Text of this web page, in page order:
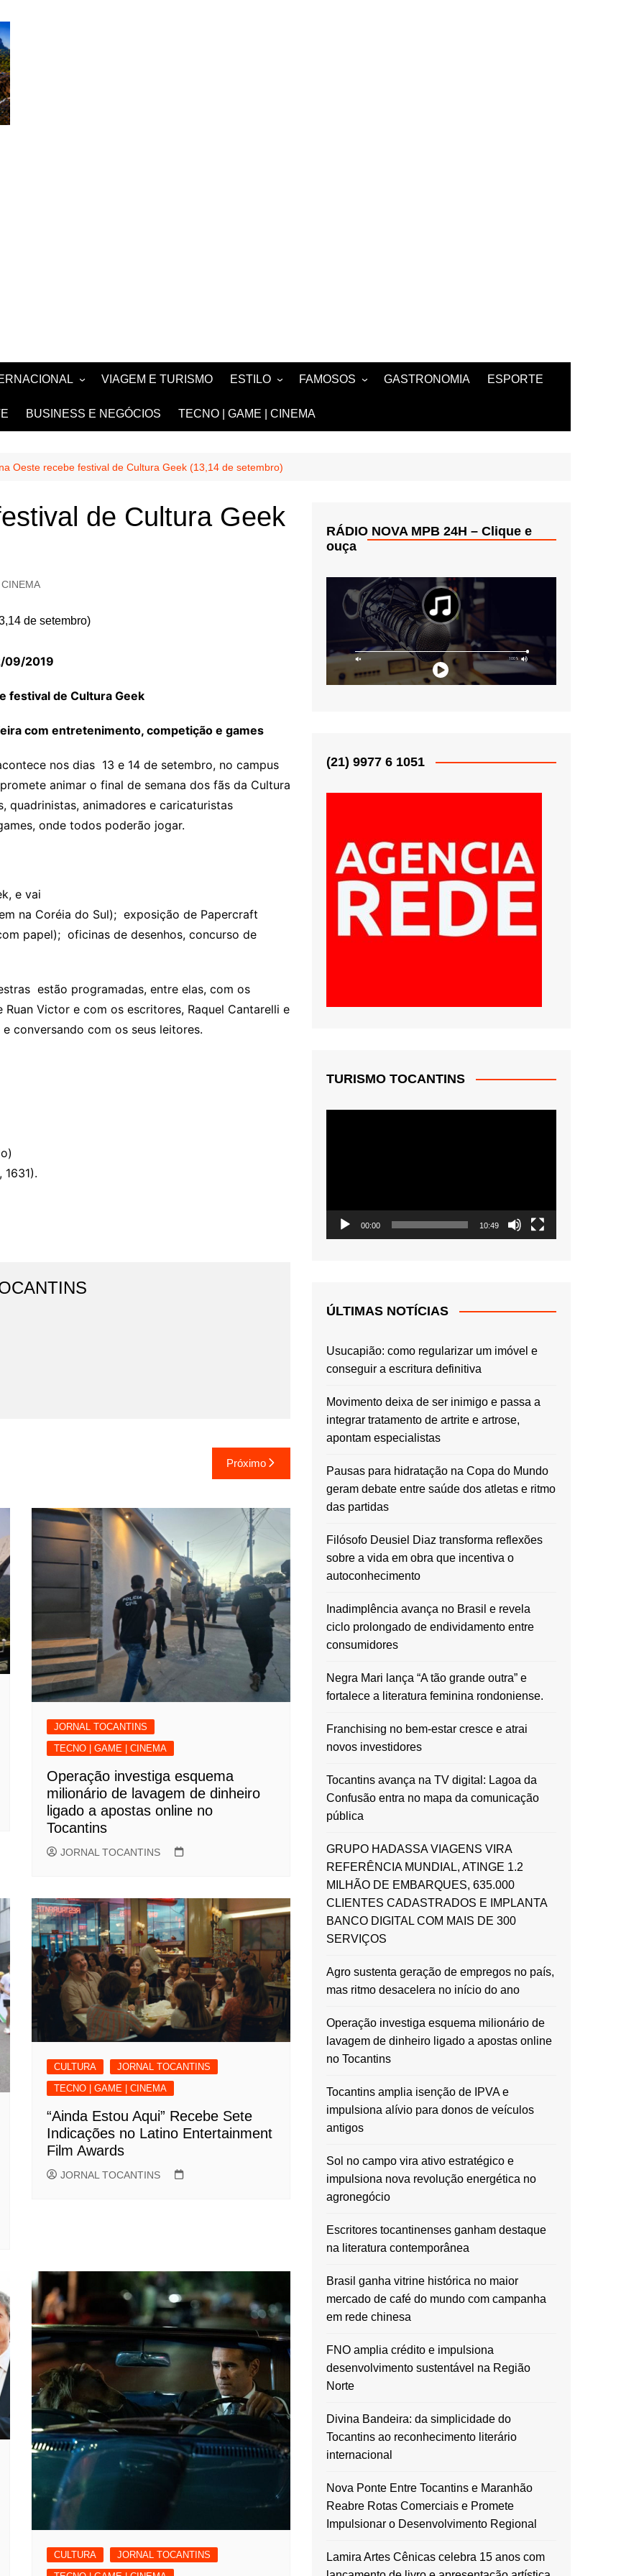
VIAGEM E TURISMO ESTILO
MODA E BELEZA
NOIVAS e DEBUTANTES
FAMOSOS
TV
GASTRONOMIA ESPORTE
BUSINESS E NEGÓCIOS TECNO | GAME | CINEMA
Oeste recebe festival de Cultura Geek (13,14 de setembro)
de Cultura Geek
09/2019
festival de Cultura Geek
com entretenimento, competição e games
nos dias 13 e 14 de setembro, no campus
animar o final de semana dos fãs da Cultura
quadrinistas, animadores e caricaturistas
onde todos poderão jogar.
e vai
na Coréia do Sul); exposição de Papercraft
papel); oficinas de desenhos, concurso de
estão programadas, entre elas, com os
Victor e com os escritores, Raquel Cantarelli e
conversando com os seus leitores.
1631).
Próximo
JORNAL TOCANTINS
TECNO | GAME | CINEMA
Operação investiga esquema
milionário de lavagem de dinheiro
ligado a apostas online no
Tocantins
JORNAL TOCANTINS
CULTURA
JORNAL TOCANTINS
TECNO | GAME | CINEMA
“Ainda Estou Aqui” Recebe Sete
Indicações no Latino Entertainment
Film Awards
JORNAL TOCANTINS
CULTURA
JORNAL TOCANTINS
RÁDIO NOVA MPB 24H – Clique e
ouça
(21) 9977 6 1051
TURISMO TOCANTINS
00:00 10:49
ÚLTIMAS NOTÍCIAS
Usucapião: como regularizar um imóvel e
conseguir a escritura definitiva
Movimento deixa de ser inimigo e passa a
integrar tratamento de artrite e artrose,
apontam especialistas
Pausas para hidratação na Copa do Mundo
geram debate entre saúde dos atletas e ritmo
das partidas
Filósofo Deusiel Diaz transforma reflexões
sobre a vida em obra que incentiva o
autoconhecimento
Inadimplência avança no Brasil e revela
ciclo prolongado de endividamento entre
consumidores
Negra Mari lança “A tão grande outra” e
fortalece a literatura feminina rondoniense.
Franchising no bem-estar cresce e atrai
novos investidores
Tocantins avança na TV digital: Lagoa da
Confusão entra no mapa da comunicação
pública
GRUPO HADASSA VIAGENS VIRA
REFERÊNCIA MUNDIAL, ATINGE 1.2
MILHÃO DE EMBARQUES, 635.000
CLIENTES CADASTRADOS E IMPLANTA
BANCO DIGITAL COM MAIS DE 300
SERVIÇOS
Agro sustenta geração de empregos no país,
mas ritmo desacelera no início do ano
Operação investiga esquema milionário de
lavagem de dinheiro ligado a apostas online
no Tocantins
Tocantins amplia isenção de IPVA e
impulsiona alívio para donos de veículos
antigos
Sol no campo vira ativo estratégico e
impulsiona nova revolução energética no
agronegócio
Escritores tocantinenses ganham destaque
na literatura contemporânea
Brasil ganha vitrine histórica no maior
mercado de café do mundo com campanha
em rede chinesa
FNO amplia crédito e impulsiona
desenvolvimento sustentável na Região
Norte
Divina Bandeira: da simplicidade do
Tocantins ao reconhecimento literário
internacional
Nova Ponte Entre Tocantins e Maranhão
Reabre Rotas Comerciais e Promete
Impulsionar o Desenvolvimento Regional
Lamira Artes Cênicas celebra 15 anos com